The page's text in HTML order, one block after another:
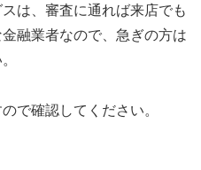
は、審査に通れば来店でも
融業者なので、急ぎの方は
で確認してください。